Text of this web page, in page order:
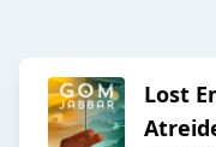
Lost